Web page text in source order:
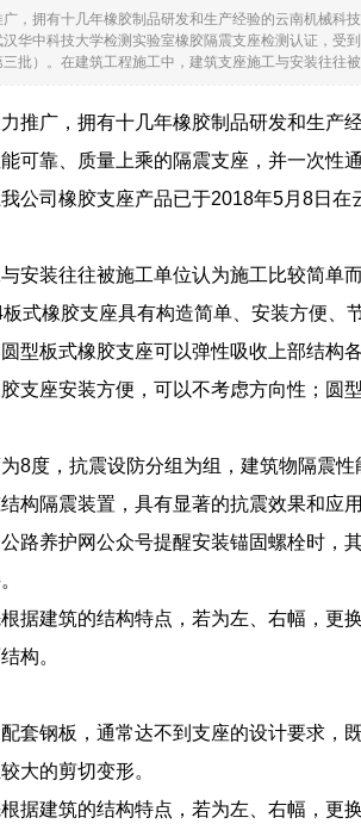
，拥有十几年橡胶制品研发和生产经验的云南机械科
华中科技大学检测实验室橡胶隔震支座检测认证，受
批）。在建筑工程施工中，建筑支座施工与安装往往
推广，拥有十几年橡胶制品研发和生产
可靠、质量上乘的隔震支座，并一次性
公司橡胶支座产品已于2018年5月8日
安装往往被施工单位认为施工比较简单
式橡胶支座具有构造简单、安装方便、
型板式橡胶支座可以弹性吸收上部结构
支座安装方便，可以不考虑方向性；圆
8度，抗震设防分组为组，建筑物隔震性
构隔震装置，具有显著的抗震效果和应用
路养护网公众号提醒安装锚固螺栓时，
据建筑的结构特点，若为左、右幅，更
构。
套钢板，通常达不到支座的设计要求，
大的剪切变形。
据建筑的结构特点，若为左、右幅，更